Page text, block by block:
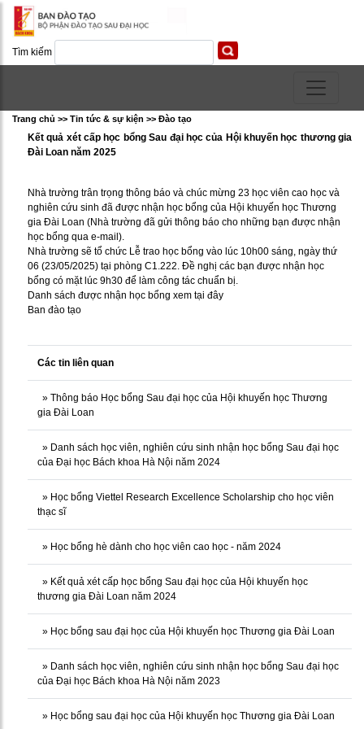
Tìm kiếm
Trang chủ >> Tin tức & sự kiện >> Ðào tạo
Kết quả xét cấp học bổng Sau đại học của Hội khuyến học thương gia
Đài Loan năm 2025
Nhà trường trân trọng thông báo và chúc mừng 23 học viên cao học và
nghiên cứu sinh đã được nhận học bổng của Hội khuyến học Thương
gia Đài Loan (Nhà trường đã gửi thông báo cho những bạn được nhận
học bổng qua e-mail).
Nhà trường sẽ tổ chức Lễ trao học bổng vào lúc 10h00 sáng, ngày thứ
06 (23/05/2025) tại phòng C1.222. Đề nghị các bạn được nhận học
bổng có mặt lúc 9h30 để làm công tác chuẩn bị.
Danh sách được nhận học bổng xem tại đây
Ban đào tạo
Các tin liên quan
» Thông báo Học bổng Sau đại học của Hội khuyến học Thương
gia Đài Loan
» Danh sách học viên, nghiên cứu sinh nhận học bổng Sau đại học
của Đại học Bách khoa Hà Nội năm 2024
» Học bổng Viettel Research Excellence Scholarship cho học viên
thạc sĩ
» Học bổng hè dành cho học viên cao học - năm 2024
» Kết quả xét cấp học bổng Sau đại học của Hội khuyến học
thương gia Đài Loan năm 2024
» Học bổng sau đại học của Hội khuyến học Thương gia Đài Loan
» Danh sách học viên, nghiên cứu sinh nhận học bổng Sau đại học
của Đại học Bách khoa Hà Nội năm 2023
» Học bổng sau đại học của Hội khuyến học Thương gia Đài Loan